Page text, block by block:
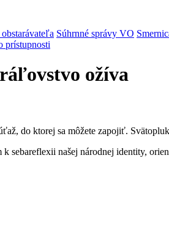
Súhrnné správy VO
prístupnosti
ožíva
do ktorej sa môžete zapojiť.
sebareflexii našej národnej identity,